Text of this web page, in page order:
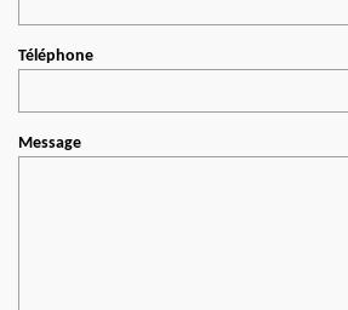
Téléphone
Message